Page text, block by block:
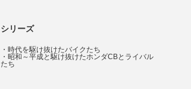
シリーズ
・ 時代を駆け抜けたバイクたち
・ 昭和～平成と駆け抜けたホンダCBとライバル
たち